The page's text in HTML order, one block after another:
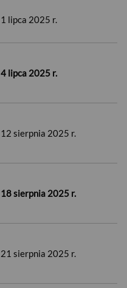
1 lipca 2025 r.
4 lipca 2025 r.
12 sierpnia 2025 r.
18 sierpnia 2025 r.
21 sierpnia 2025 r.